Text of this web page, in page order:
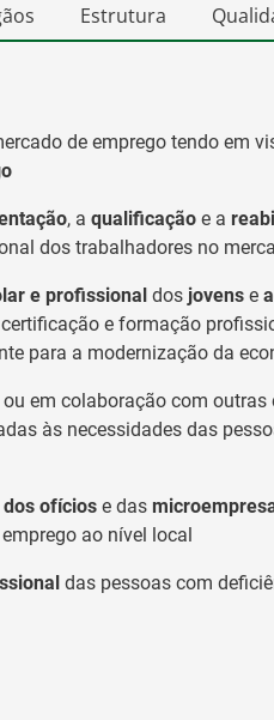
Estrutura
de emprego tendo em
, a qualificação e a
dos trabalhadores no
e profissional dos jovens e
e formação
para a modernização da
em colaboração com outras
às necessidades das
ofícios e das
ao nível local
das pessoas com